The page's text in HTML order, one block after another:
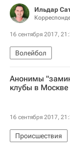
Ильдар
16 сентября 2017,
Волейбол
Динамо
Анонимы
клубы в Москве
16 сентября 2017,
Происшествия